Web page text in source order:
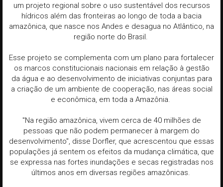
um projeto regional sobre o uso sustentável dos recursos
hídricos além das fronteiras ao longo de toda a bacia
amazônica, que nasce nos Andes e desagua no Atlântico, na
região norte do Brasil.
Esse projeto se complementa com um plano para fortalecer
os marcos constitucionais nacionais em relação à gestão
da água e ao desenvolvimento de iniciativas conjuntas para
a criação de um ambiente de cooperação, nas áreas social
e econômica, em toda a Amazônia.
"Na região amazônica, vivem cerca de 40 milhões de
pessoas que não podem permanecer à margem do
desenvolvimento", disse Dorfler, que acrescentou que essas
populações já sentem os efeitos da mudança climática, que
se expressa nas fortes inundações e secas registradas nos
últimos anos em diversas regiões amazônicas.